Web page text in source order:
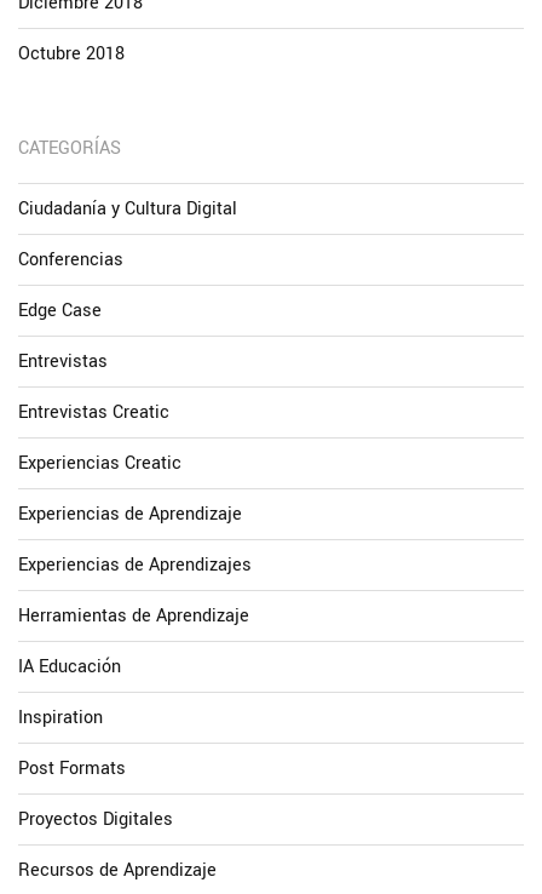
Octubre 2018
CATEGORÍAS
Ciudadanía y Cultura Digital
Conferencias
Edge Case
Entrevistas
Entrevistas Creatic
Experiencias Creatic
Experiencias de Aprendizaje
Experiencias de Aprendizajes
Herramientas de Aprendizaje
IA Educación
Inspiration
Post Formats
Proyectos Digitales
Recursos de Aprendizaje